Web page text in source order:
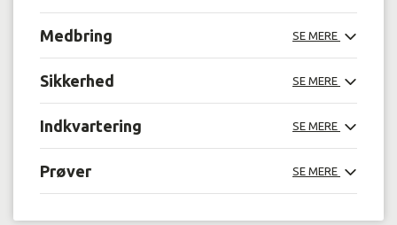
Medbring SE MERE
Sikkerhed SE MERE
Indkvartering SE MERE
Prøver SE MERE